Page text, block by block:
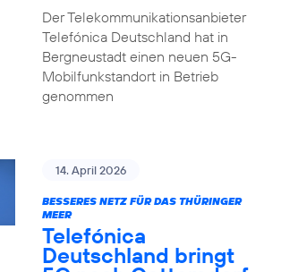
Der Telekommunikationsanbieter
Telefónica Deutschland hat in
Bergneustadt einen neuen 5G-
Mobilfunkstandort in Betrieb
genommen
14. April 2026
BESSERES NETZ FÜR DAS THÜRINGER
MEER
Telefónica
Deutschland bringt